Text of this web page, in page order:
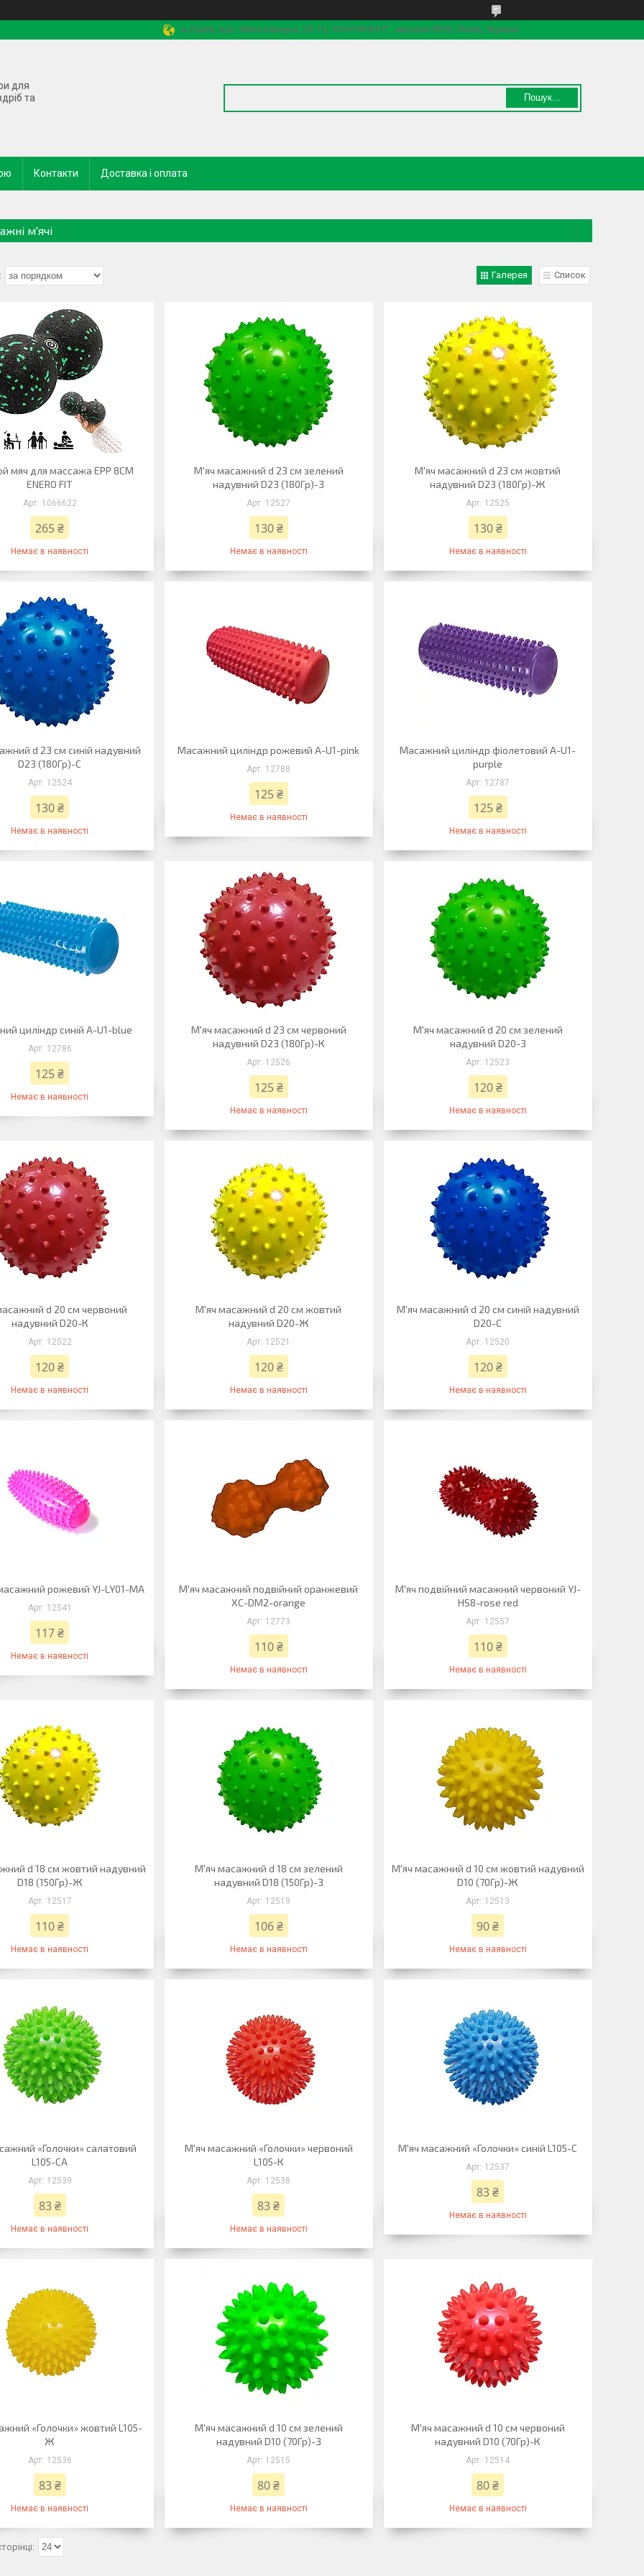
м.Львів, вул. Миколайчука, 2б, ТЦ "КОНТИНЕНТ", магазин №30, Львів, Україна
для
та
Пошук...
Контакти Доставка і оплата
м'ячі
Галерея Список
мяч для массажа EPP 8CM
ENERO FIT
1066622
265 ₴
Немає в наявності
М'яч масажний d 23 см зелений
надувний D23 (180Гр)-З
12527
130 ₴
Немає в наявності
М'яч масажний d 23 см жовтий
надувний D23 (180Гр)-Ж
12525
130 ₴
Немає в наявності
d 23 см синій надувний
D23 (180Гр)-С
12524
130 ₴
Немає в наявності
Масажний циліндр рожевий A-U1-pink
12788
125 ₴
Немає в наявності
Масажний циліндр фіолетовий A-U1-
purple
12787
125 ₴
Немає в наявності
циліндр синій A-U1-blue
12786
125 ₴
Немає в наявності
М'яч масажний d 23 см червоний
надувний D23 (180Гр)-К
12526
125 ₴
Немає в наявності
М'яч масажний d 20 см зелений
надувний D20-З
12523
120 ₴
Немає в наявності
d 20 см червоний
надувний D20-К
12522
120 ₴
Немає в наявності
М'яч масажний d 20 см жовтий
надувний D20-Ж
12521
120 ₴
Немає в наявності
М'яч масажний d 20 см синій надувний
D20-С
12520
120 ₴
Немає в наявності
рожевий YJ-LY01-МА
12541
117 ₴
Немає в наявності
М'яч масажний подвійний оранжевий
XC-DM2-orange
12773
110 ₴
Немає в наявності
М'яч подвійний масажний червоний YJ-
HS8-rose red
12557
110 ₴
Немає в наявності
d 18 см жовтий надувний
D18 (150Гр)-Ж
12517
110 ₴
Немає в наявності
М'яч масажний d 18 см зелений
надувний D18 (150Гр)-З
12519
106 ₴
Немає в наявності
М'яч масажний d 10 см жовтий надувний
D10 (70Гр)-Ж
12513
90 ₴
Немає в наявності
«Голочки» салатовий
L105-СА
12539
83 ₴
Немає в наявності
М'яч масажний «Голочки» червоний
L105-К
12538
83 ₴
Немає в наявності
М'яч масажний «Голочки» синій L105-С
12537
83 ₴
Немає в наявності
«Голочки» жовтий L105-
Ж
12536
83 ₴
Немає в наявності
М'яч масажний d 10 см зелений
надувний D10 (70Гр)-З
12515
80 ₴
Немає в наявності
М'яч масажний d 10 см червоний
надувний D10 (70Гр)-К
12514
80 ₴
Немає в наявності